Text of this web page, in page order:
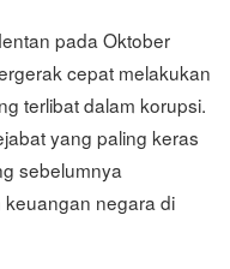
pada Oktober
cepat melakukan
terlibat dalam korupsi.
yang paling keras
sebelumnya
keuangan negara di